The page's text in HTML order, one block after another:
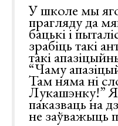
У школе мы
прагляду да
бацькі і
зрабіць такі
такі
“Чаму
Там няма ні
Лукашэнку!”
паказваць на
не заўважыць